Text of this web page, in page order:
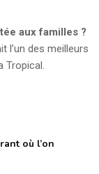
aux familles ?
l’un des meilleurs
Tropical.
où l’on